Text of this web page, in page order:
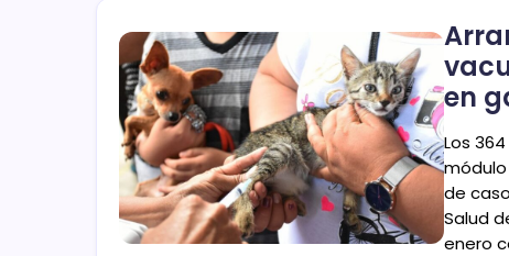
en
Los
de
Salud
enero